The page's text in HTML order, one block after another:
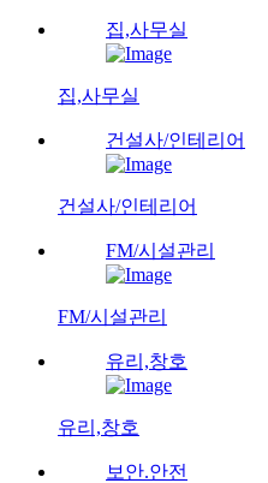
집,사무실
집,사무실
건설사/인테리어
건설사/인테리어
FM/시설관리
FM/시설관리
유리,창호
유리,창호
보안.안전